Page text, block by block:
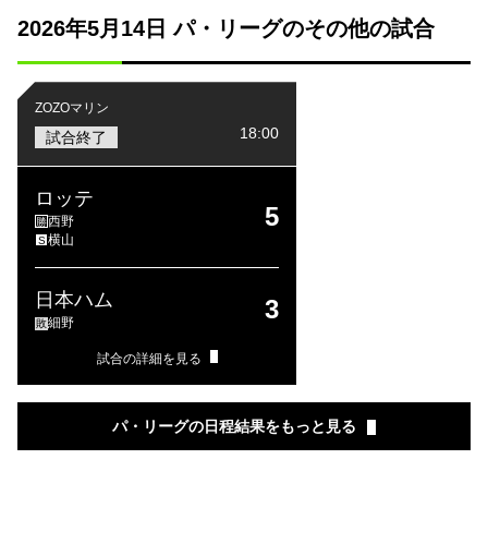
2026年5月14日 パ・リーグのその他の試合
ZOZOマリン
試合終了 18:00
ロッテ
勝西野
S 横山
5
日本ハム
敗細野 3
試合の詳細を見る
パ・リーグの日程結果をもっと見る